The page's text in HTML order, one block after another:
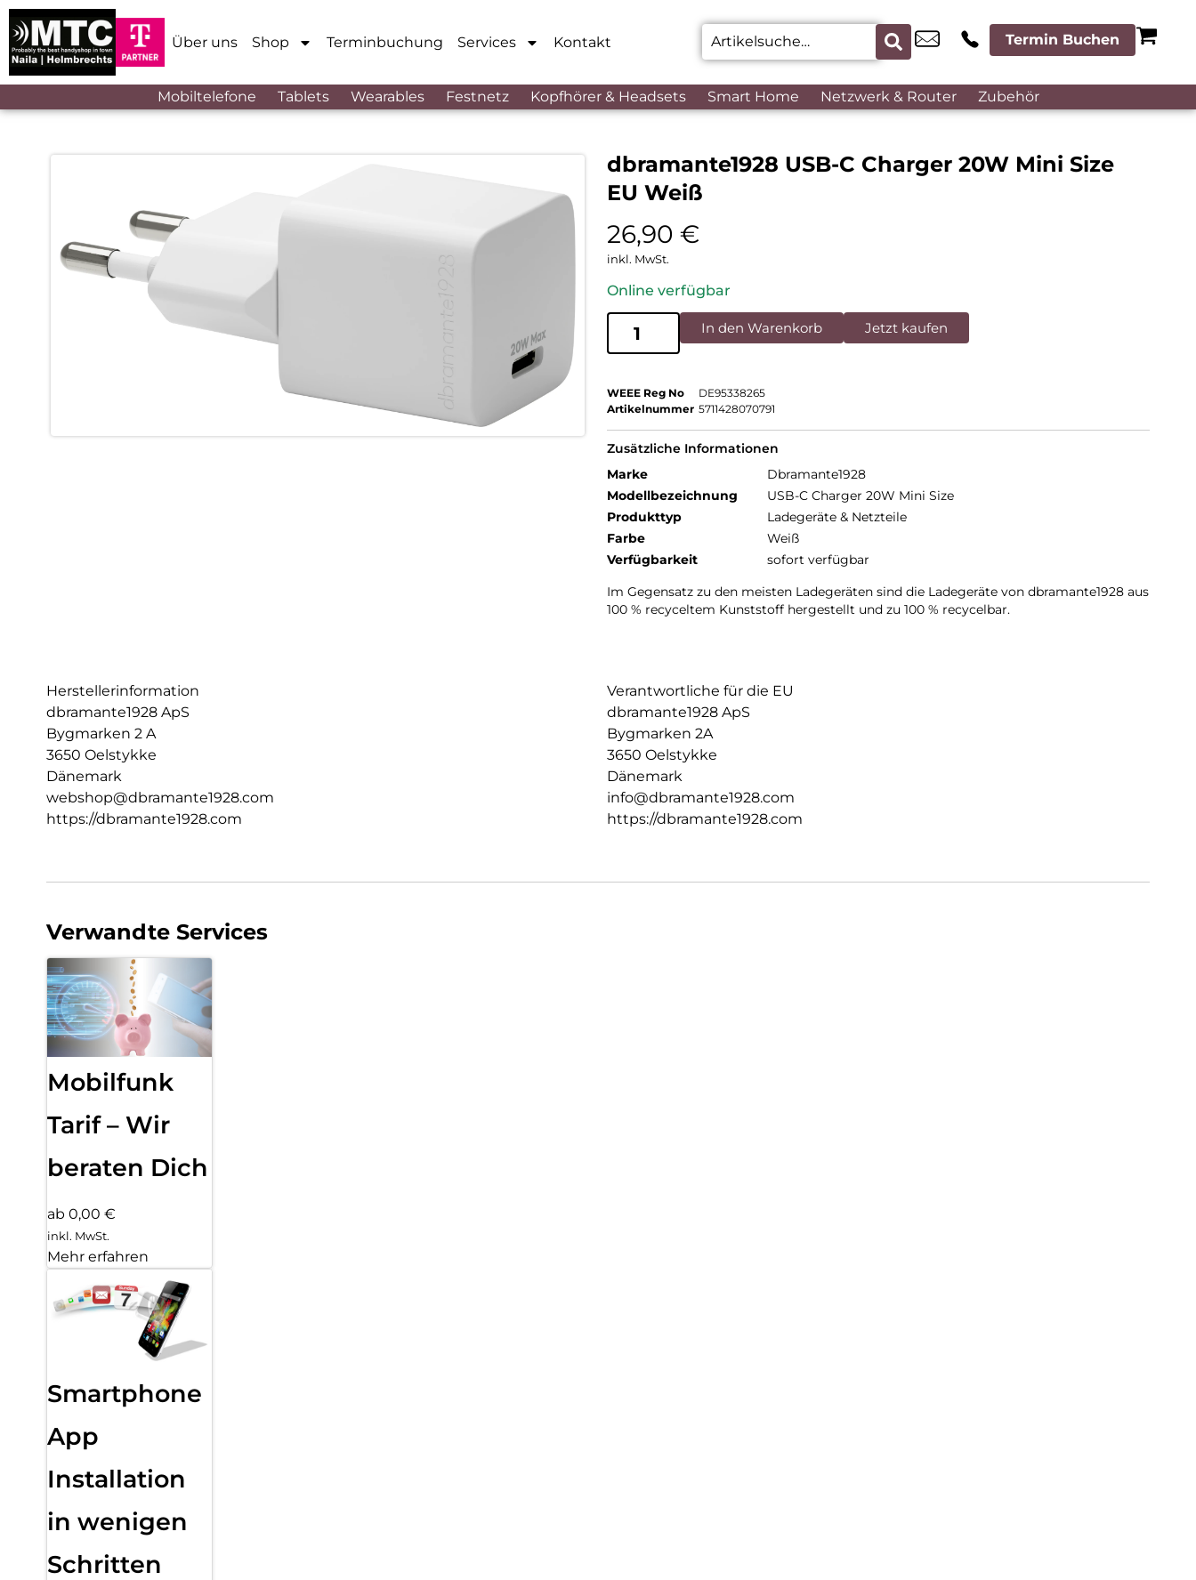
Über uns Shop Terminbuchung Services Kontakt Termin Buchen
Mobiltelefone Tablets Wearables Festnetz Kopfhörer & Headsets Smart Home Netzwerk & Router Zubehör
dbramante1928 USB-C Charger 20W Mini Size
EU Weiß
26,90 €
inkl. MwSt.
Online verfügbar
In den Warenkorb Jetzt kaufen
WEEE Reg No
DE95338265
Artikelnummer 5711428070791
Zusätzliche Informationen
Marke
Dbramante1928
Modellbezeichnung
USB-C Charger 20W Mini Size
Produkttyp
Ladegeräte & Netzteile
Farbe
Weiß
Verfügbarkeit
sofort verfügbar
Im Gegensatz zu den meisten Ladegeräten sind die Ladegeräte von dbramante1928 aus
100 % recyceltem Kunststoff hergestellt und zu 100 % recycelbar.
Herstellerinformation
dbramante1928 ApS
Bygmarken 2 A
3650 Oelstykke
Dänemark
webshop@dbramante1928.com
https://dbramante1928.com
Verantwortliche für die EU
dbramante1928 ApS
Bygmarken 2A
3650 Oelstykke
Dänemark
info@dbramante1928.com
https://dbramante1928.com
Verwandte Services
Mobilfunk
Tarif – Wir
beraten Dich
ab 0,00 €
inkl. MwSt.
Mehr erfahren
Smartphone
App
Installation
in wenigen
Schritten